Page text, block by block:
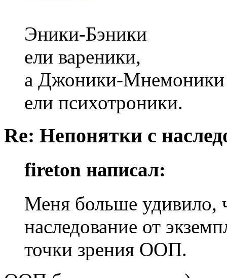
Эники-Бэники
ели вареники,
а Джоники-Мнемоники
ели психотроники.
Re: Непонятки с
fireton написал:
Меня больше удивило,
наследование от
точки зрения ООП.